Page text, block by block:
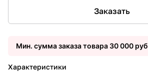
Заказать
Мин. сумма заказа товара 30 000 руб
Характеристики